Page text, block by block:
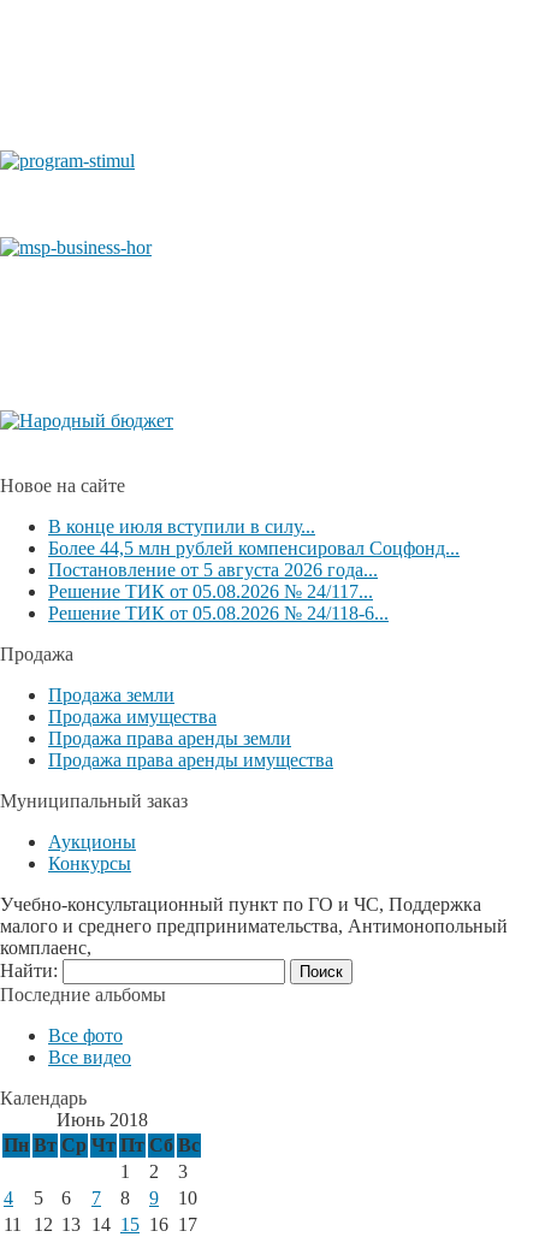
Новое на сайте
В конце июля вступили в силу...
Более 44,5 млн рублей компенсировал Соцфонд...
Постановление от 5 августа 2026 года...
Решение ТИК от 05.08.2026 № 24/117...
Решение ТИК от 05.08.2026 № 24/118-6...
Продажа
Продажа земли
Продажа имущества
Продажа права аренды земли
Продажа права аренды имущества
Муниципальный заказ
Аукционы
Конкурсы
Учебно-консультационный пункт по ГО и ЧС, Поддержка
малого и среднего предпринимательства, Антимонопольный
комплаенс,
Найти:
Последние альбомы
Все фото
Все видео
Календарь
Июнь 2018
Пн Вт Ср Чт Пт Сб Вс
1
2
3
4
5 6 7 8 9
10
11
12 13 14 15 16 17